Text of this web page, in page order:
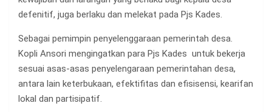
defenitif, juga berlaku dan melekat pada Pjs Kades.
Sebagai pemimpin penyelenggaraan pemerintah desa.
Kopli Ansori mengingatkan para Pjs Kades untuk bekerja
sesuai asas-asas penyelengaraan pemerintahan desa,
antara lain keterbukaan, efektifitas dan efisisensi, kearifan
lokal dan partisipatif.